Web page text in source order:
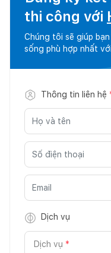
thi công với
Chúng tôi sẽ giúp
sống phù hợp nhất
Thông tin liên hệ
Dịch vụ
Dịch vụ *